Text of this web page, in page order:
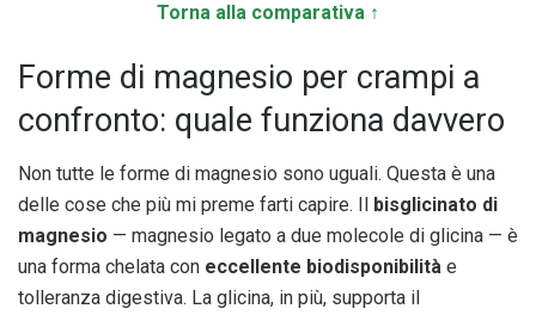
Torna alla comparativa ↑
Forme di magnesio per crampi a
confronto: quale funziona davvero
Non tutte le forme di magnesio sono uguali. Questa è una
delle cose che più mi preme farti capire. Il bisglicinato di
magnesio — magnesio legato a due molecole di glicina — è
una forma chelata con eccellente biodisponibilità e
tolleranza digestiva. La glicina, in più, supporta il